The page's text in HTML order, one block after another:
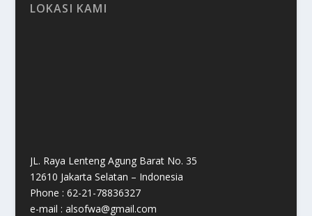
LOKASI KAMI
JL. Raya Lenteng Agung Barat No. 35
12610 Jakarta Selatan – Indonesia
Phone : 62-21-78836327
e-mail : alsofwa@gmail.com